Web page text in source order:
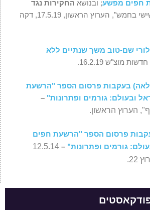
חפים מפשע; ובנושא החקירות נגד
"שישי בחמש", הערוץ הראשון, 17.5.19, דקה
שם-טוב משך שנתיים ללא
בעקבות פרסום הספר "הרשעת
ובעולם: גורמים ופתרונות" –
פרסום הספר "הרשעת חפים
גורמים ופתרונות" –